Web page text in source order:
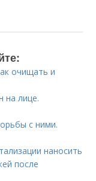
очищать и
на лице.
с ними.
наносить
после